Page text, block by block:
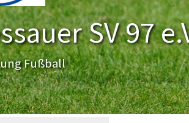
SV 97
Fußball